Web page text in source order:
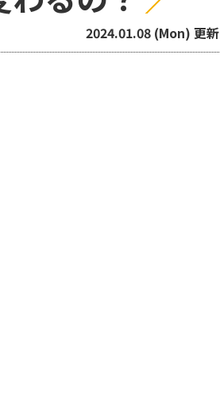
2024.01.08 (Mon) 更新